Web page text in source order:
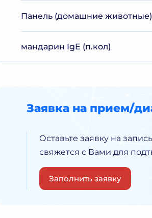
Панель (домашние животные)
мандарин IgE (п.кол)
Заявка на прием/
Оставьте заявку на
свяжется с Вами для
Заполнить заявку